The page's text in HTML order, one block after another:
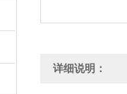
详细说明：